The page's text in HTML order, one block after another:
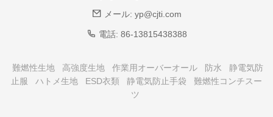
メール: yp@cjti.com
電話: 86-13815438388
難燃性生地 高強度生地 作業用オーバーオール 防水
静電気防
止服
ハトメ生地 ESD衣類 静電気防止手袋
難燃性コンチスー
ツ